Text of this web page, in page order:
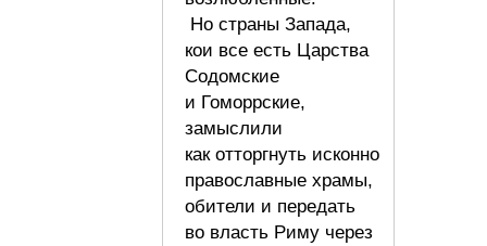
Но страны Запада,
кои все есть Царства
Содомские
и Гоморрские,
замыслили
как отторгнуть исконно
православные храмы,
обители и передать
во власть Риму через